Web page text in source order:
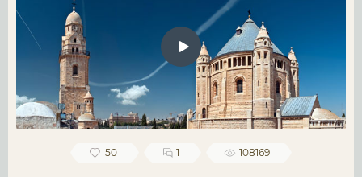
50 1 108169